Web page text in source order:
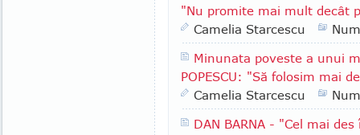
"Nu promite mai mult decât
Camelia Starcescu
Minunata poveste a unui
POPESCU: "Să folosim mai
Camelia Starcescu
DAN BARNA - "Cel mai